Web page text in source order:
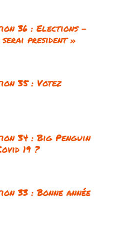
36 : Elections –
president »
35 : Votez
34 : Big Penguin
19 ?
33 : Bonne année